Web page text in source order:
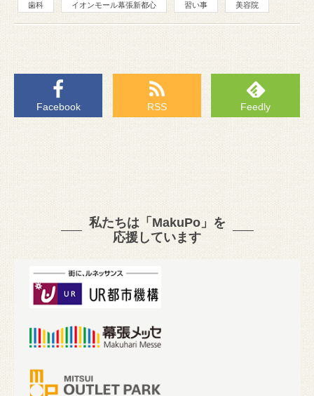
歯科 イオンモール幕張新都心 習い事 美容院
Facebook RSS Feedly
私たちは「MakuPo」を
応援しています